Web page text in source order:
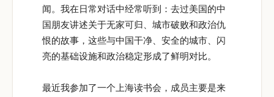
闻。我在日常对话中经常听到：去过美国的中
国朋友讲述关于无家可归、城市破败和政治仇
恨的故事，这些与中国干净、安全的城市、闪
亮的基础设施和政治稳定形成了鲜明对比。
最近我参加了一个上海读书会，成员主要是来